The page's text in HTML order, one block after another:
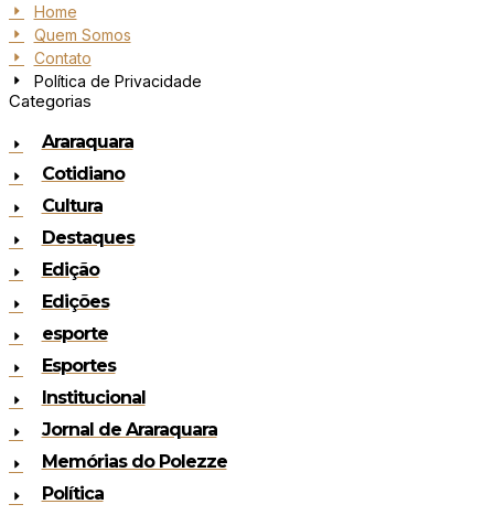
Home
Quem Somos
Contato
Política de Privacidade
Categorias
Araraquara
Cotidiano
Cultura
Destaques
Edição
Edições
esporte
Esportes
Institucional
Jornal de Araraquara
Memórias do Polezze
Política